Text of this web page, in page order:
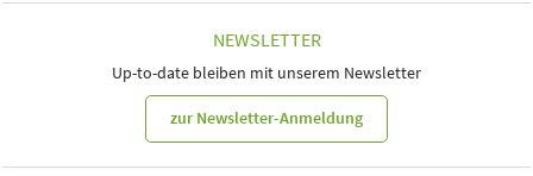
NEWSLETTER
Up-to-date bleiben mit unserem Newsletter
zur Newsletter-Anmeldung